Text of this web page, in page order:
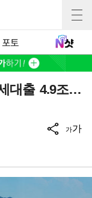
포토
대출 4.9조…
가가